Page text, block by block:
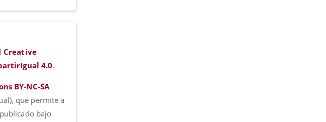
Creative
4.0.
BY-NC-SA
que permite a
bajo